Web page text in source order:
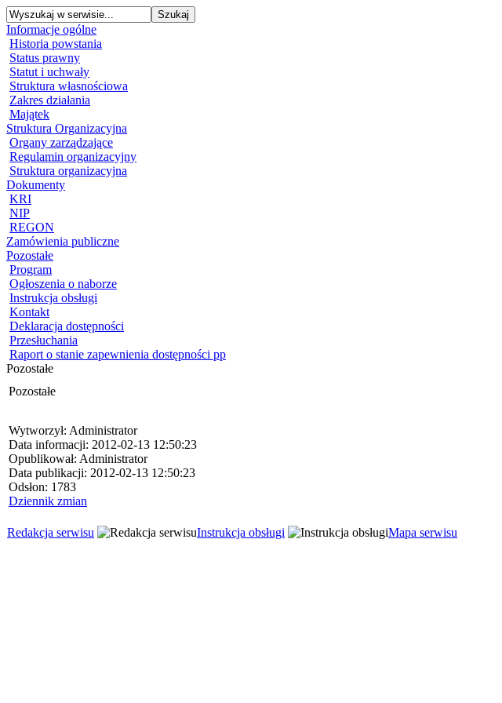
Informacje ogólne
Historia powstania
Status prawny
Statut i uchwały
Struktura własnościowa
Zakres działania
Majątek
Struktura Organizacyjna
Organy zarządzające
Regulamin organizacyjny
Struktura organizacyjna
Dokumenty
KRI
NIP
REGON
Zamówienia publiczne
Pozostałe
Program
Ogłoszenia o naborze
Instrukcja obsługi
Kontakt
Deklaracja dostępności
Przesłuchania
Raport o stanie zapewnienia dostępności pp
Pozostałe
Pozostałe
Wytworzył: Administrator
Data informacji: 2012-02-13 12:50:23
Opublikował: Administrator
Data publikacji: 2012-02-13 12:50:23
Odsłon: 1783
Dziennik zmian
Redakcja serwisu Instrukcja obsługi Mapa serwisu